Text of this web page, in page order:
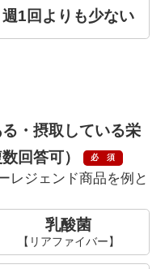
週1回よりも少ない
・摂取している栄
回答可）
必須
レジェンド商品を例と
乳酸菌